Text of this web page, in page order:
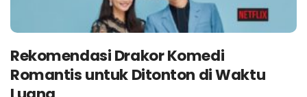
Rekomendasi Drakor Komedi
Romantis untuk Ditonton di Waktu